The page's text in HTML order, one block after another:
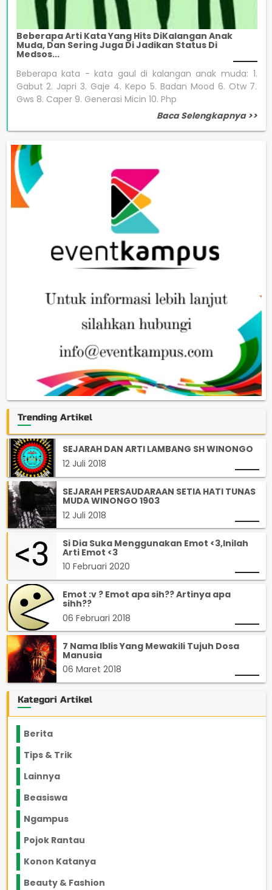
Beberapa Arti Kata Yang Hits DiKalangan Anak
Muda, Dan Sering Juga Di Jadikan Status Di
Medsos...
Beberapa kata - kata gaul di kalangan anak muda: 1.
Gabut 2. Japri 3. Gaje 4. Kepo 5. Badan Mood 6. Otw 7.
Gws 8. Caper 9. Generasi Micin 10. Php
Baca Selengkapnya >>
Trending Artikel
SEJARAH DAN ARTI LAMBANG SH WINONGO
12 Juli 2018
SEJARAH PERSAUDARAAN SETIA HATI TUNAS
MUDA WINONGO 1903
12 Juli 2018
Si Dia Suka Menggunakan Emot <3,Inilah
Arti Emot <3
10 Februari 2020
Emot :v ? Emot apa sih?? Artinya apa
sihh??
06 Februari 2018
7 Nama Iblis Yang Mewakili Tujuh Dosa
Manusia
06 Maret 2018
Kategori Artikel
Berita
Tips & Trik
Lainnya
Beasiswa
Ngampus
Pojok Rantau
Konon Katanya
Beauty & Fashion